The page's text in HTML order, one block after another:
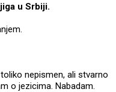
u Srbiji.
nepismen, ali stvarno
o jezicima. Nabadam.